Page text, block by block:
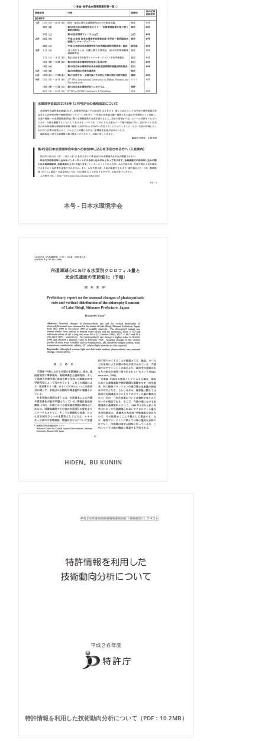
本号 - 日本水環境学会
HIDEN。BU KUNIIN
特許情報を利用した技術動向分析について（PDF：10.2MB）